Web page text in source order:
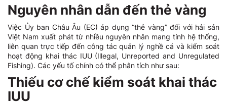
Nguyên nhân dẫn đến thẻ vàng
Việc Ủy ban Châu Âu (EC) áp dụng “thẻ vàng” đối với hải sản
Việt Nam xuất phát từ nhiều nguyên nhân mang tính hệ thống,
liên quan trực tiếp đến công tác quản lý nghề cá và kiểm soát
hoạt động khai thác IUU (Illegal, Unreported and Unregulated
Fishing). Các yếu tố chính có thể phân tích như sau:
Thiếu cơ chế kiểm soát khai thác
IUU